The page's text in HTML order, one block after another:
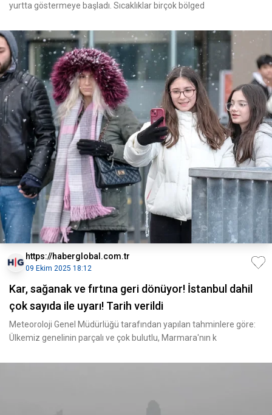
yurtta göstermeye başladı. Sıcaklıklar birçok bölged
https://haberglobal.com.tr
09 Ekim 2025 18:12
Kar, sağanak ve fırtına geri dönüyor! İstanbul dahil
çok sayıda ile uyarı! Tarih verildi
Meteoroloji Genel Müdürlüğü tarafından yapılan tahminlere göre:
Ülkemiz genelinin parçalı ve çok bulutlu, Marmara'nın k